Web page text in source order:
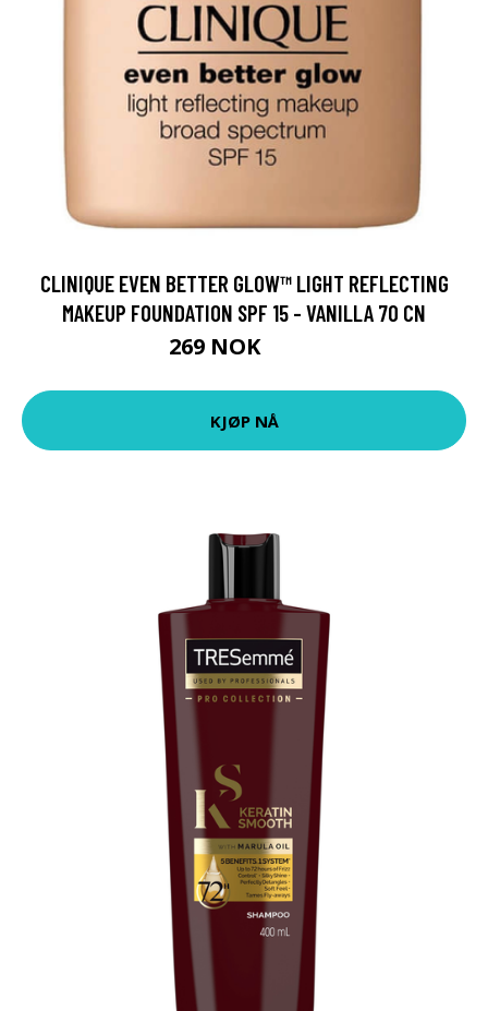
CLINIQUE EVEN BETTER GLOW™ LIGHT REFLECTING
MAKEUP FOUNDATION SPF 15 - VANILLA 70 CN
269 NOK
KJØP NÅ